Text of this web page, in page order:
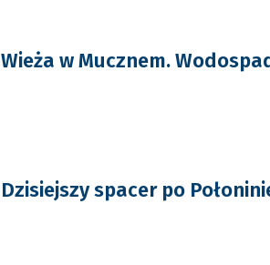
Wieża w Mucznem.
Dzisiejszy spacer po